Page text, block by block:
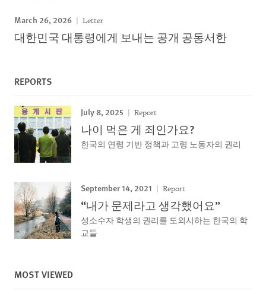
March 26, 2026 Letter
대한민국 대통령에게 보내는 공개 공동서한
REPORTS
July 8, 2025 Report
나이 먹은 게 죄인가요?
한국의 연령 기반 정책과 고령 노동자의 권리
September 14, 2021 Report
“내가 문제라고 생각했어요”
성소수자 학생의 권리를 도외시하는 한국의 학
교들
MOST VIEWED